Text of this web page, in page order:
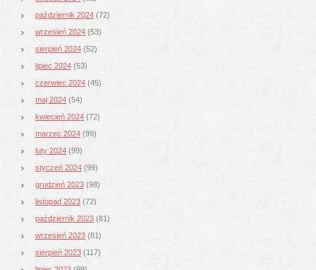
październik 2024 (72)
wrzesień 2024 (53)
sierpień 2024 (52)
lipiec 2024 (53)
czerwiec 2024 (45)
maj 2024 (54)
kwiecień 2024 (72)
marzec 2024 (99)
luty 2024 (99)
styczeń 2024 (99)
grudzień 2023 (98)
listopad 2023 (72)
październik 2023 (81)
wrzesień 2023 (81)
sierpień 2023 (117)